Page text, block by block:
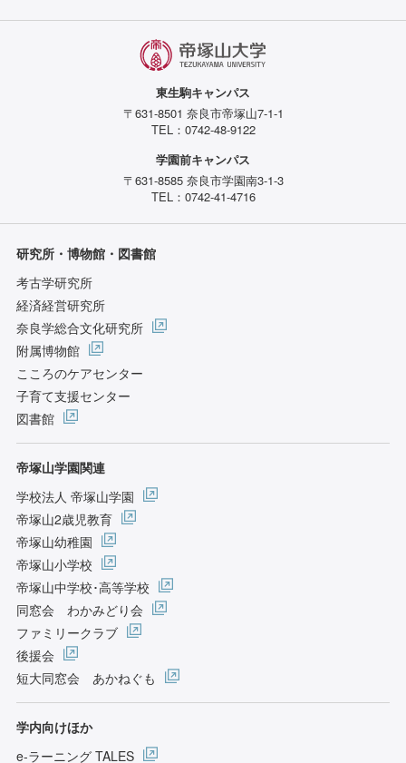
東生駒キャンパス
〒631-8501 奈良市帝塚山7-1-1
TEL：0742-48-9122
学園前キャンパス
〒631-8585 奈良市学園南3-1-3
TEL：0742-41-4716
研究所・博物館・図書館
考古学研究所
経済経営研究所
奈良学総合文化研究所
附属博物館
こころのケアセンター
子育て支援センター
図書館
帝塚山学園関連
学校法人 帝塚山学園
帝塚山2歳児教育
帝塚山幼稚園
帝塚山小学校
帝塚山中学校･高等学校
同窓会 わかみどり会
ファミリークラブ
後援会
短大同窓会 あかねぐも
学内向けほか
e-ラーニング TALES